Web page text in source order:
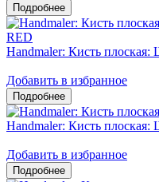
Handmaler: Кисть
Добавить в избранное
Handmaler: Кисть
Добавить в избранное